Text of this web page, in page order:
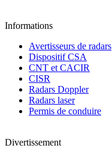
Informations
Avertisseurs de radars
Dispositif CSA
CNT et CACIR
CISR
Radars Doppler
Radars laser
Permis de conduire
Divertissement